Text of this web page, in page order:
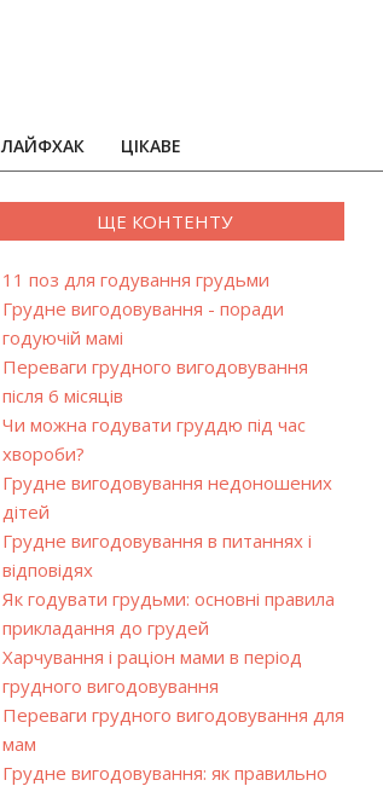
ЛАЙФХАК ЦІКАВЕ
ЩЕ КОНТЕНТУ
11 поз для годування грудьми
Грудне вигодовування - поради
годуючій мамі
Переваги грудного вигодовування
після 6 місяців
Чи можна годувати груддю під час
хвороби?
Грудне вигодовування недоношених
дітей
Грудне вигодовування в питаннях і
відповідях
Як годувати грудьми: основні правила
прикладання до грудей
Харчування і раціон мами в період
грудного вигодовування
Переваги грудного вигодовування для
мам
Грудне вигодовування: як правильно